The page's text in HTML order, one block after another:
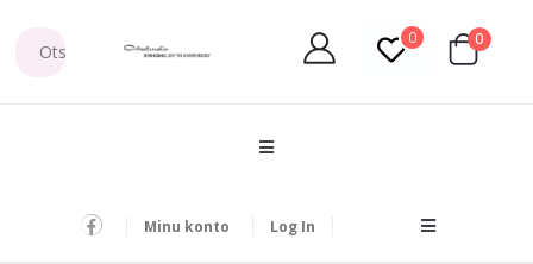
0 0
Minu konto Log In